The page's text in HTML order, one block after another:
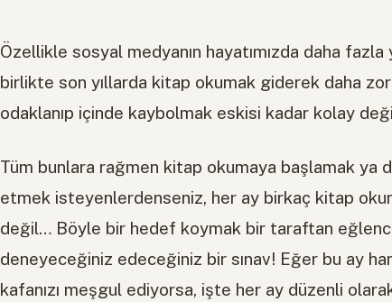
Özellikle sosyal medyanın hayatımızda daha
birlikte son yıllarda kitap okumak giderek daha
odaklanıp içinde kaybolmak eskisi kadar kolay
Tüm bunlara rağmen kitap okumaya başlamak ya
etmek isteyenlerdenseniz, her ay birkaç kitap
değil… Böyle bir hedef koymak bir taraftan
deneyeceğiniz edeceğiniz bir sınav! Eğer bu ay
kafanızı meşgul ediyorsa, işte her ay düzenli olarak